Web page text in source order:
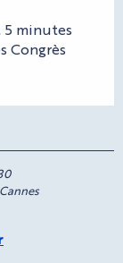
5 minutes
Congrès